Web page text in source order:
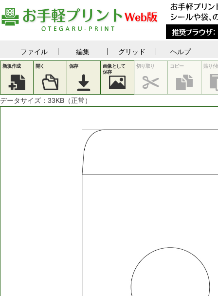
ファイル 編集 グリッド ヘルプ
新規作成 開く 保存
画像として
保存
切り取り コピー 貼り付
データサイズ： 33KB（正常）